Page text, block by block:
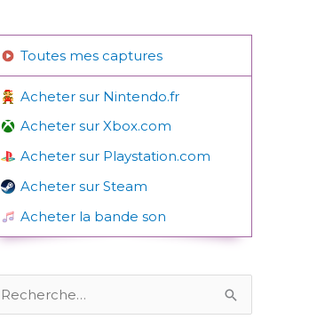
Toutes mes captures
Acheter sur Nintendo.fr
Acheter sur Xbox.com
Acheter sur Playstation.com
Acheter sur Steam
Acheter la bande son